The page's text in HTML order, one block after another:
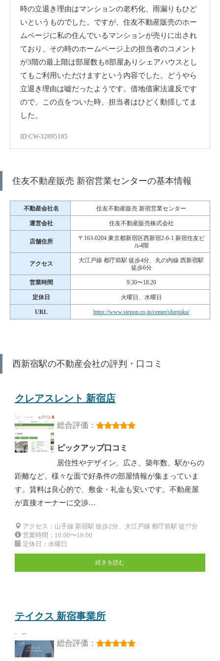
時の立退き理由はマンションの老朽化、雨漏りもひど
いというものでした。ですが、住友不動産販売のホー
ムページに私の住んでいるマンションが売りに出され
ており、その時のホームページ上の担当者のコメント
が3階の最上階は部屋数も8部屋ありシェアハウスとし
てもご利用いただけますという内容でした。どうやら
立退き理由は嘘だったようです。借地借家法違反です
ので、この点をついた時、担当者はひどく動揺してま
した。
ID:CW-32895185
住友不動産販売 新宿営業センターの基本情報
不動産会社名 住友不動産販売 新宿営業センター
運営会社 住友不動産販売株式会社
店舗住所
〒163-0204 東京都新宿区西新宿2-6-1 新宿住友ビ
ル4階
アクセス
大江戸線 都庁前駅 徒歩4分、丸の内線 西新宿駅
徒歩6分
営業時間 9:30〜18:20
定休日 火曜日、水曜日
URL https://www.stepon.co.jp/center/shinjuku/
西新宿駅の不動産会社の評判・口コミ
クレアスレント 新宿店
総合評価：
ピックアップ口コミ
居住性やデザイン、広さ、築年数、駅からの
距離など、様々な面で好条件の部屋情報が集まっていま
す。賃料は良心的で、敷金・礼金も安いです。不動産屋
が直接オーナーに交渉…
アクセス：山手線 新宿駅 徒歩2分、大江戸線 都庁前駅 徒?7分
営業時間：10:00〜19:00
定休日：水曜日
続きを読む
テイクス 新宿事業所
総合評価：